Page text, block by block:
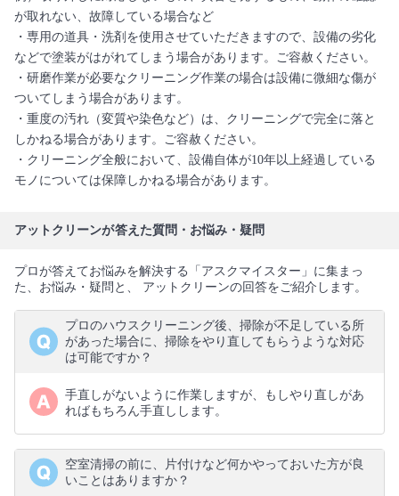
が取れない、故障している場合など
・専用の道具・洗剤を使用させていただきますので、設備の劣化
などで塗装がはがれてしまう場合があります。ご容赦ください。
・研磨作業が必要なクリーニング作業の場合は設備に微細な傷が
ついてしまう場合があります。
・重度の汚れ（変質や染色など）は、クリーニングで完全に落と
しかねる場合があります。ご容赦ください。
・クリーニング全般において、設備自体が10年以上経過している
モノについては保障しかねる場合があります。
アットクリーンが答えた質問・お悩み・疑問
プロが答えてお悩みを解決する「アスクマイスター」に集まっ
た、お悩み・疑問と、 アットクリーンの回答をご紹介します。
プロのハウスクリーニング後、掃除が不足している所
があった場合に、掃除をやり直してもらうような対応
は可能ですか？
手直しがないように作業しますが、もしやり直しがあ
ればもちろん手直しします。
空室清掃の前に、片付けなど何かやっておいた方が良
いことはありますか？